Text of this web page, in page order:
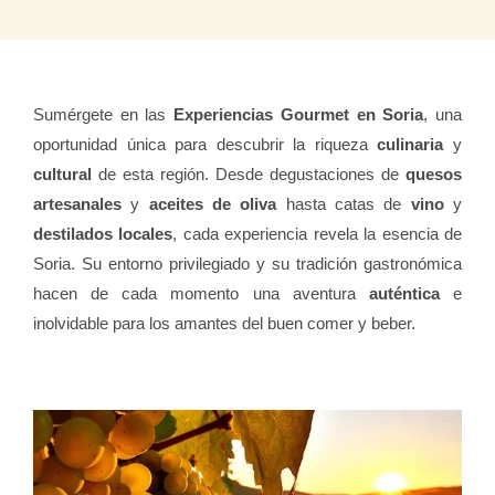
Sumérgete en las Experiencias Gourmet en Soria, una
oportunidad única para descubrir la riquezaculinariay
cultural de esta región. Desde degustaciones de quesos
artesanales y aceites de olivahasta catas de vinoy
destilados locales, cada experiencia revela la esencia de
Soria. Su entorno privilegiado y su tradición gastronómica
hacen de cada momento una aventura auténticae
inolvidable para los amantes del buen comer y beber.